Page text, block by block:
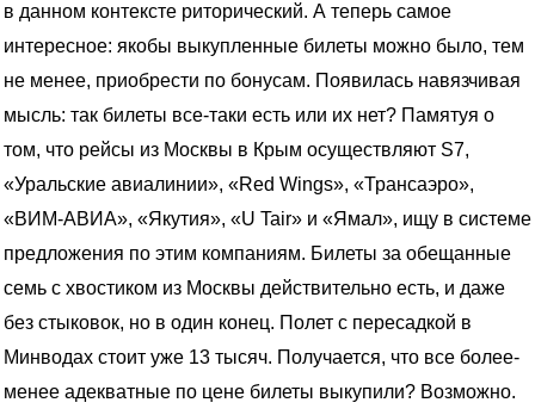
в данном контексте риторический. А теперь самое
интересное: якобы выкупленные билеты можно было, тем
не менее, приобрести по бонусам. Появилась навязчивая
мысль: так билеты все-таки есть или их нет? Памятуя о
том, что рейсы из Москвы в Крым осуществляют S7,
«Уральские авиалинии», «Red Wings», «Трансаэро»,
«ВИМ-АВИА», «Якутия», «U Tair» и «Ямал», ищу в системе
предложения по этим компаниям. Билеты за обещанные
семь с хвостиком из Москвы действительно есть, и даже
без стыковок, но в один конец. Полет с пересадкой в
Минводах стоит уже 13 тысяч. Получается, что все более-
менее адекватные по цене билеты выкупили? Возможно.